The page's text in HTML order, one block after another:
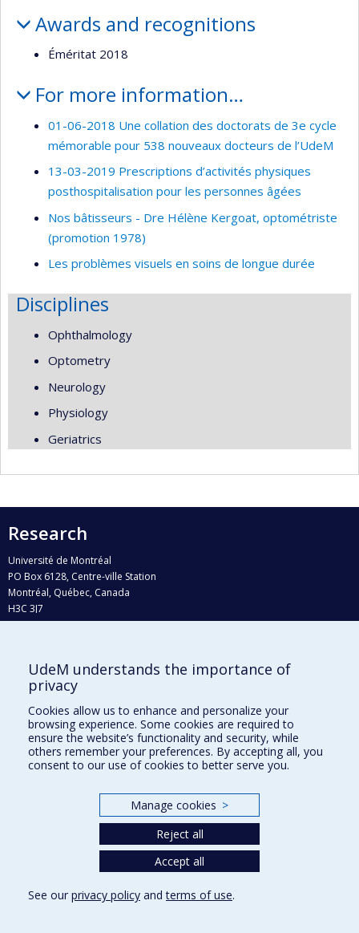
Awards and recognitions
Éméritat 2018
For more information…
01-06-2018 Une collation des doctorats de 3e cycle
mémorable pour 538 nouveaux docteurs de l’UdeM
13-03-2019 Prescriptions d’activités physiques
posthospitalisation pour les personnes âgées
Nos bâtisseurs - Dre Hélène Kergoat, optométriste
(promotion 1978)
Les problèmes visuels en soins de longue durée
Disciplines
Ophthalmology
Optometry
Neurology
Physiology
Geriatrics
Research
Université de Montréal
PO Box 6128, Centre-ville Station
Montréal, Québec, Canada
H3C 3J7
Who does what?
Find us
Site map
Accessibility
UdeM understands the importance of
privacy
Cookies allow us to enhance and personalize your
browsing experience. Some cookies are required to
ensure the website’s functionality and security, while
others remember your preferences. By accepting all, you
consent to our use of cookies to better serve you.
Manage cookies >
Reject all
Accept all
See our privacy policy andterms of use.